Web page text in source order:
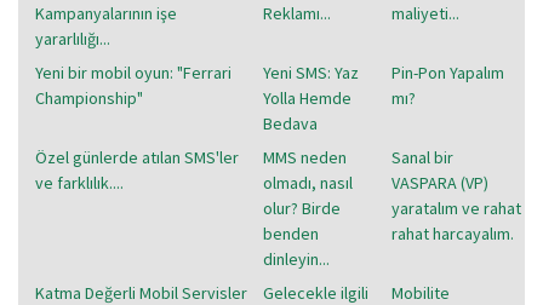
Kampanyalarının işe
yararlılığı...
Reklamı...
maliyeti...
Yeni bir mobil oyun: "Ferrari
Championship"
Yeni SMS: Yaz
Yolla Hemde
Bedava
Pin-Pon Yapalım
mı?
Özel günlerde atılan SMS'ler
ve farklılık....
MMS neden
olmadı, nasıl
olur? Birde
benden
dinleyin...
Sanal bir
VASPARA (VP)
yaratalım ve rahat
rahat harcayalım.
Katma Değerli Mobil Servisler
Gelecekle ilgili
Mobilite